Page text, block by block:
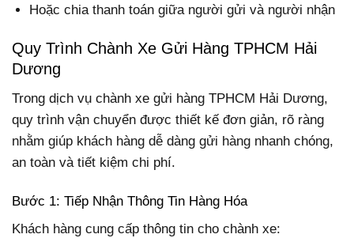
Hoặc chia thanh toán giữa người gửi và người nhận
Quy Trình Chành Xe Gửi Hàng TPHCM Hải
Dương
Trong dịch vụ chành xe gửi hàng TPHCM Hải Dương,
quy trình vận chuyển được thiết kế đơn giản, rõ ràng
nhằm giúp khách hàng dễ dàng gửi hàng nhanh chóng,
an toàn và tiết kiệm chi phí.
Bước 1: Tiếp Nhận Thông Tin Hàng Hóa
Khách hàng cung cấp thông tin cho chành xe: